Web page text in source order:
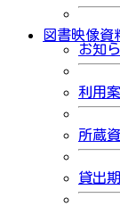
図書映像資
お知
利用
所蔵
貸出